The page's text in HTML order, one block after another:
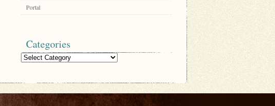
Portal
Categories
Categories